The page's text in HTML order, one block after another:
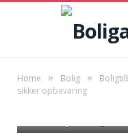
Home » Bolig »
sikker opbevaring